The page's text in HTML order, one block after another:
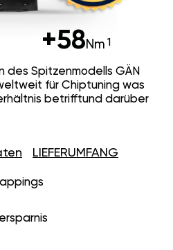
+58Nm
des Spitzenmodells GÄN
für Chiptuning was
betrifftund darüber
LIEFERUMFANG